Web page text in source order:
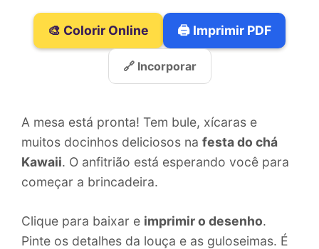
🎨 Colorir Online 🖨️ Imprimir PDF
🔗 Incorporar
A mesa está pronta! Tem bule, xícaras e
muitos docinhos deliciosos na festa do chá
Kawaii. O anfitrião está esperando você para
começar a brincadeira.
Clique para baixar e imprimir o desenho.
Pinte os detalhes da louça e as guloseimas. É